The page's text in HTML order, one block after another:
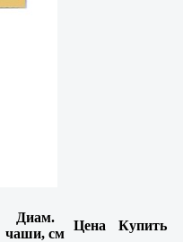
Диам.
чаши, см
Цена Купить